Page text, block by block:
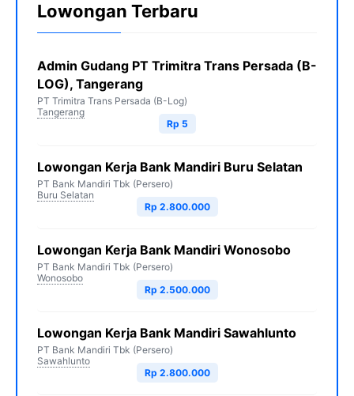
Lowongan Terbaru
Admin Gudang PT Trimitra Trans Persada (B-
LOG), Tangerang
PT Trimitra Trans Persada (B-Log)
Tangerang
Rp 5
Lowongan Kerja Bank Mandiri Buru Selatan
PT Bank Mandiri Tbk (Persero)
Buru Selatan
Rp 2.800.000
Lowongan Kerja Bank Mandiri Wonosobo
PT Bank Mandiri Tbk (Persero)
Wonosobo
Rp 2.500.000
Lowongan Kerja Bank Mandiri Sawahlunto
PT Bank Mandiri Tbk (Persero)
Sawahlunto
Rp 2.800.000